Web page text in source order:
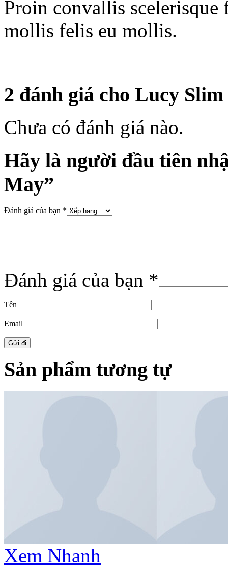
Proin convallis
mollis felis eu mollis.
2 đánh giá cho Lucy Slim
Chưa có đánh giá nào.
Hãy là người đầu tiên
May”
Đánh giá của bạn *
Đánh giá của bạn *
Tên
Email
Sản phẩm tương tự
Xem Nhanh